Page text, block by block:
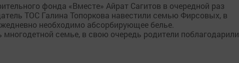
фонда «Вместе» Айрат Сагитов в очередной раз
ТОС Галина Топоркова навестили семью Фирсовых, в
необходимо абсорбирующее белье.
семье, в свою очередь родители поблагодарили